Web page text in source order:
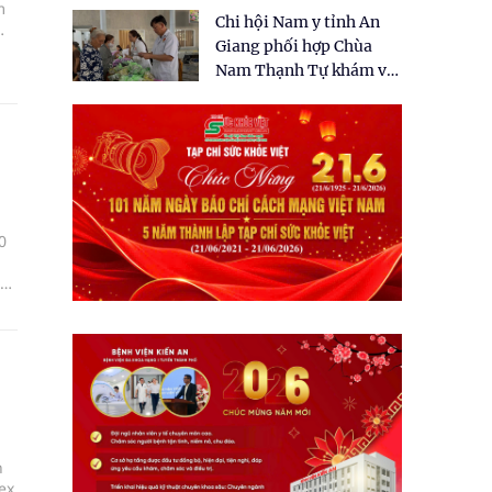
dân tại xã Tân Tập
Chi hội Nam y tỉnh An
Giang phối hợp Chùa
Nam Thạnh Tự khám và
nhân dân